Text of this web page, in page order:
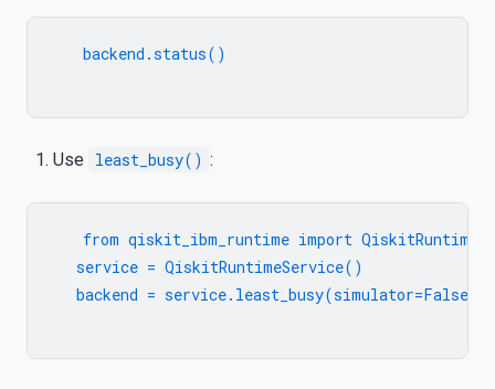
   backend.status()
Use least_busy() :
from qiskit_ibm_runtime import
   service = QiskitRuntimeService()
backend = service.least_busy(simulator=False,